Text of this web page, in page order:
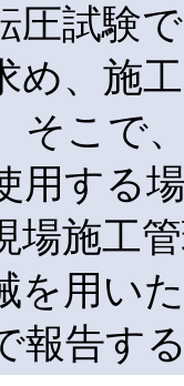
圧試験
め、施
そこで
用する
場施工
を用い
報告す